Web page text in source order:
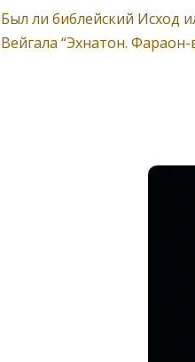
Был ли библейский Исход
Вейгала “Эхнатон. Фараон-